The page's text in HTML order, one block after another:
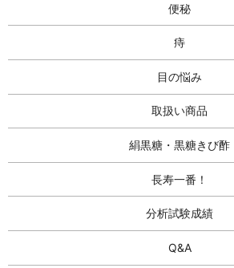
便秘
痔
目の悩み
取扱い商品
絹黒糖・黒糖きび酢
長寿一番！
分析試験成績
Q&A